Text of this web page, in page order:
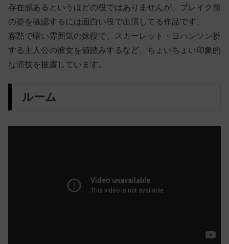
存在感あるというほどの役ではありませんが、ブレイク前
の姿を確認するには面白い役で出演してる作品です、
寡黙で暗い雰囲気の妹役で、スカーレット・ヨハンソン扮
する主人公の彼女を値踏みするなど、ちょいちょい印象的
な演技を披露しています。
ルーム